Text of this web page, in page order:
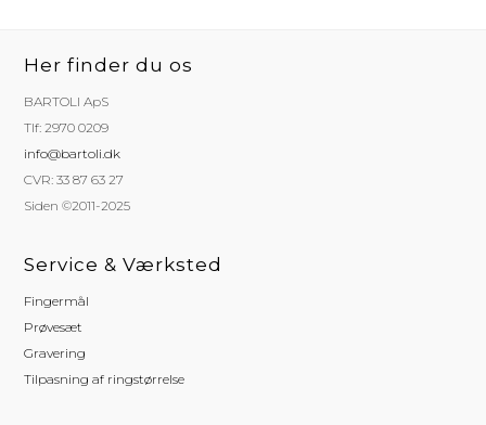
Her finder du os
BARTOLI ApS
Tlf: 2970 0209
info@bartoli.dk
CVR: 33 87 63 27
Siden ©2011-2025
Service & Værksted
Fingermål
Prøvesæt
Gravering
Tilpasning af ringstørrelse